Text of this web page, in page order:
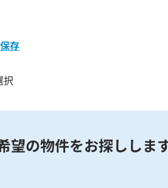
存
択
望の物件をお探ししま